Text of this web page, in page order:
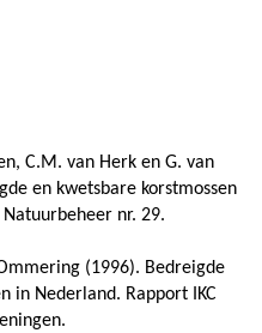
C.M. van Herk en G. van
en kwetsbare korstmossen
nr. 29.
(1996). Bedreigde
in Nederland. Rapport IKC